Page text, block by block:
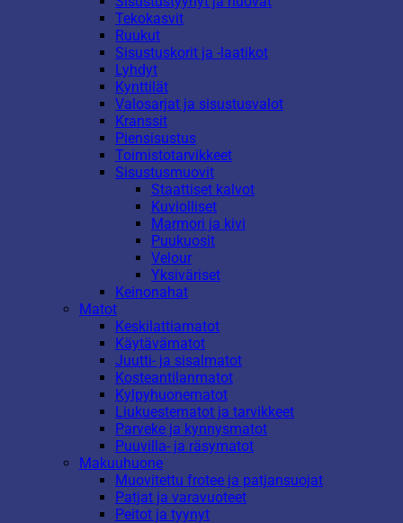
Tekokasvit
Ruukut
Sisustuskorit ja -laatikot
Lyhdyt
Kynttilät
Valosarjat ja sisustusvalot
Kranssit
Piensisustus
Toimistotarvikkeet
Sisustusmuovit
Staattiset kalvot
Kuviolliset
Marmori ja kivi
Puukuosit
Velour
Yksiväriset
Keinonahat
Matot
Keskilattiamatot
Käytävämatot
Juutti- ja sisalmatot
Kosteantilanmatot
Kylpyhuonematot
Liukuestematot ja tarvikkeet
Parveke ja kynnysmatot
Puuvilla- ja räsymatot
Makuuhuone
Muovitettu frotee ja patjansuojat
Patjat ja varavuoteet
Peitot ja tyynyt